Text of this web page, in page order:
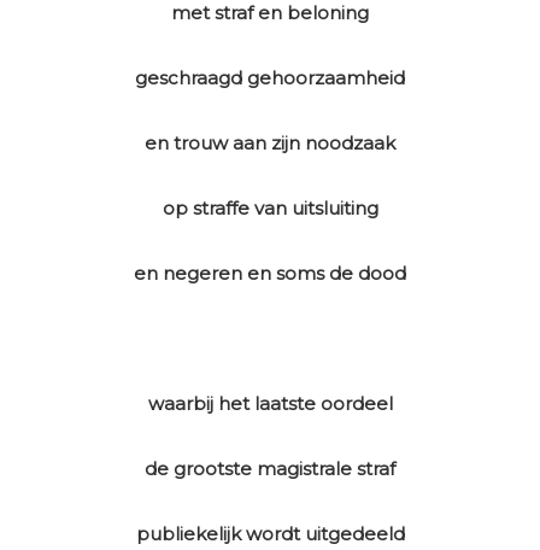
met straf en beloning
geschraagd gehoorzaamheid
en trouw aan zijn noodzaak
op straffe van uitsluiting
en negeren en soms de dood
waarbij het laatste oordeel
de grootste magistrale straf
publiekelijk wordt uitgedeeld